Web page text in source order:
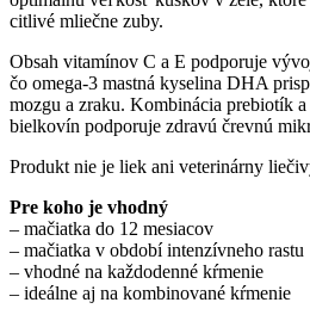
citlivé mliečne zuby.
Obsah vitamínov C a E podporuje
čo omega-3 mastná kyselina DHA
mozgu a zraku. Kombinácia prebiotík
bielkovín podporuje zdravú črevnú
Produkt nie je liek ani veterinárny
Pre koho je vhodný
– mačiatka do 12 mesiacov
– mačiatka v období intenzívneho rastu
– vhodné na každodenné kŕmenie
– ideálne aj na kombinované kŕmenie